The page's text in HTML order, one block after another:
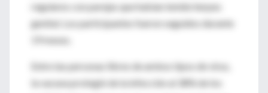
regulares con parejas que habían tenido herpes
genital. Los participantes fueron seguidos durante
19 meses.
Entre las personas libres de ambos tipos de virus,
la vacuna protegió de la infección al 38% de los